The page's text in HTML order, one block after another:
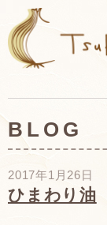
BLOG
2017年1月26日
ひまわり油